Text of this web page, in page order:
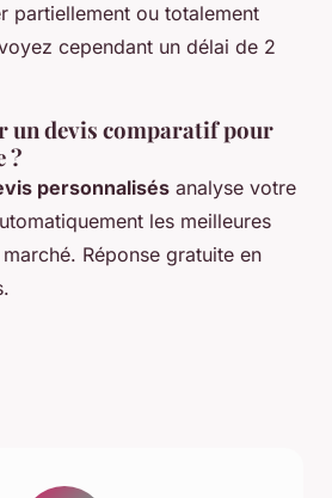
partiellement ou totalement
cependant un délai de 2
un devis comparatif pour
?
personnalisés analyse votre
les meilleures
Réponse gratuite en